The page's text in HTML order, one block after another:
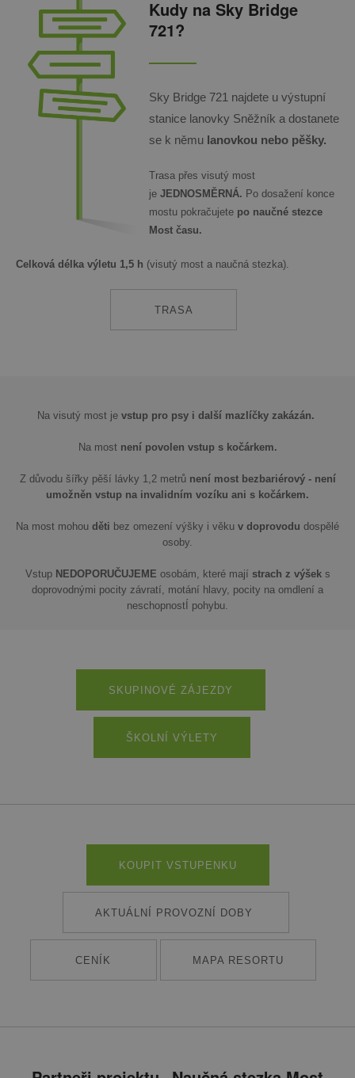
Kudy na Sky Bridge
721?
Sky Bridge 721 najdete u výstupní
stanice lanovky Sněžník a dostanete
se k němu lanovkou nebo pěšky.
Trasa přes visutý most
je JEDNOSMĚRNÁ. Po dosažení konce
mostu pokračujete po naučné stezce
Most času.
Celková délka výletu 1,5 h (visutý most a naučná stezka).
TRASA
Na visutý most je vstup pro psy i další mazlíčky zakázán.
Na most není povolen vstup s kočárkem.
Z důvodu šířky pěší lávky 1,2 metrů není most bezbariérový - není
umožněn vstup na invalidním vozíku ani s kočárkem.
Na most mohou děti bez omezení výšky i věku v doprovodu dospělé
osoby.
Vstup NEDOPORUČUJEME osobám, které mají strach z výšek s
doprovodnými pocity závratí, motání hlavy, pocity na omdlení a
neschopnostÍ pohybu.
SKUPINOVÉ ZÁJEZDY
ŠKOLNÍ VÝLETY
KOUPIT VSTUPENKU
AKTUÁLNÍ PROVOZNÍ DOBY
CENÍK MAPA RESORTU